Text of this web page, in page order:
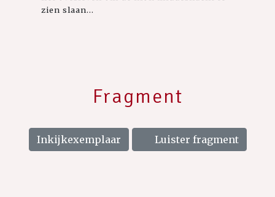
zien slaan...
Fragment
Inkijkexemplaar Luister fragment